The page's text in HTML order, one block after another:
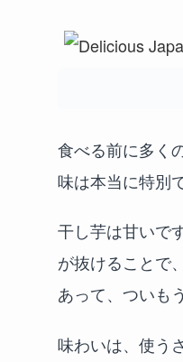
食べる前に多く
味は本当に特別
干し芋は甘いで
が抜けることで
あって、ついも
味わいは、使う